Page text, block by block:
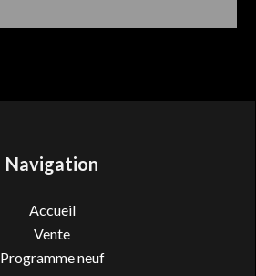
Navigation
Accueil
Vente
Programme neuf